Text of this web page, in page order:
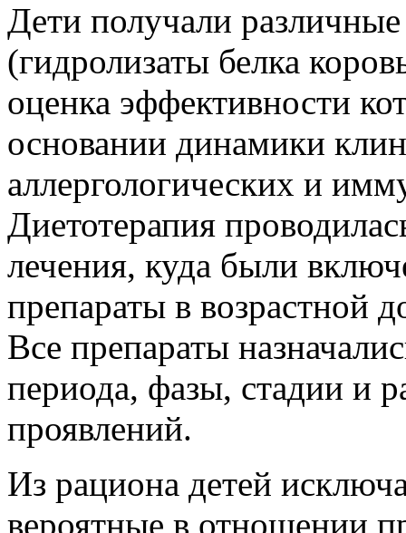
Дети получали
(гидролизаты белка
оценка эффективности
основании динамики
аллергологических и
Диетотерапия
лечения, куда были
препараты в возрастной
Все препараты
периода, фазы, стадии и
проявлений.
Из рациона детей
вероятные в отношении